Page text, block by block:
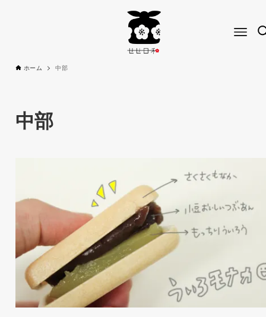
ホーム 中部
中部